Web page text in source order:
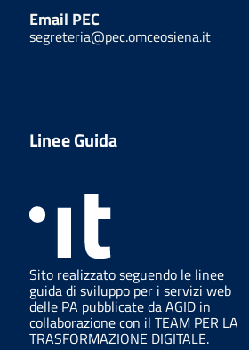
Email PEC
segreteria@pec.omceosiena.it
Linee Guida
Sito realizzato seguendo le linee
guida di sviluppo per i servizi web
delle PA pubblicate da AGID in
collaborazione con il TEAM PER LA
TRASFORMAZIONE DIGITALE.